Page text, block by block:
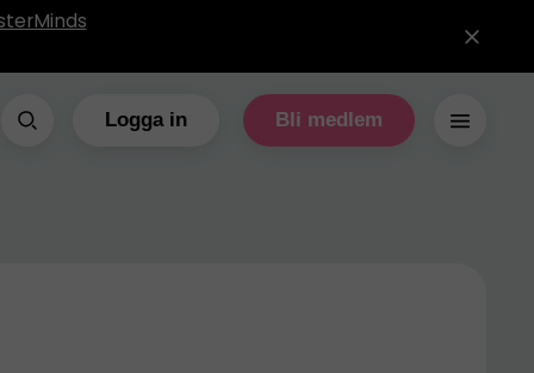
Logga in Bli medlem